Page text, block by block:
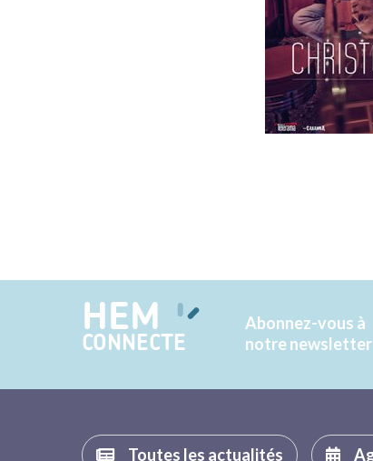
HEM
CONNECTE
Abonnez-vous à
notre newsletter
Toutes les actualités